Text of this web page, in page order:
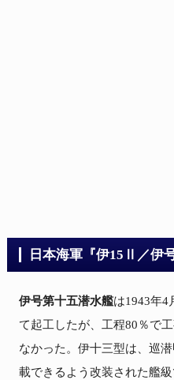
日本海軍『伊15Ⅱ／伊
伊号第十五潜水艦は1943年4
て起工したが、工程80％で
なかった。伊十三型は、巡
載できるよう改装された艦級